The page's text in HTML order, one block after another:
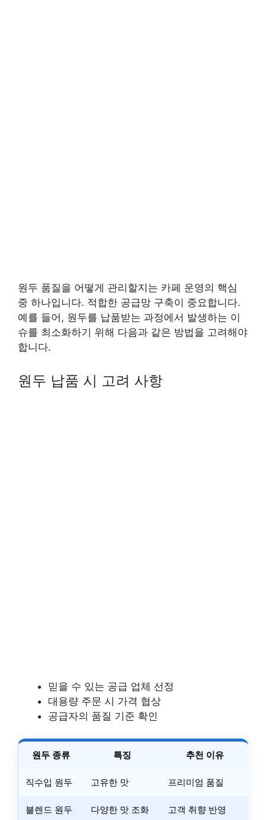
원두 품질을 어떻게 관리할지는 카페 운영의 핵심
중 하나입니다. 적합한 공급망 구축이 중요합니다.
예를 들어, 원두를 납품받는 과정에서 발생하는 이
슈를 최소화하기 위해 다음과 같은 방법을 고려해야
합니다.
원두 납품 시 고려 사항
믿을 수 있는 공급 업체 선정
대용량 주문 시 가격 협상
공급자의 품질 기준 확인
원두 종류 특징 추천 이유
직수입 원두 고유한 맛 프리미엄 품질
블렌드 원두 다양한 맛 조화 고객 취향 반영